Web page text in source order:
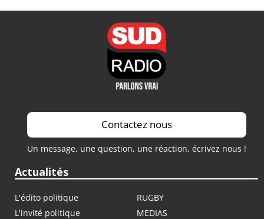
Contactez nous
Un message, une question, une réaction, écrivez nous !
Actualités
L'édito politique
RUGBY
L'invité politique
MEDIAS